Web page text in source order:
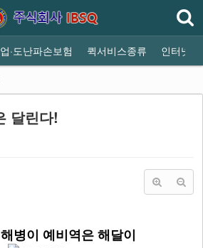
·도난파손보험 퀵서비스종류 인터넷
달린다!
병이 예비역은 해달이
스케치북5
케치북5